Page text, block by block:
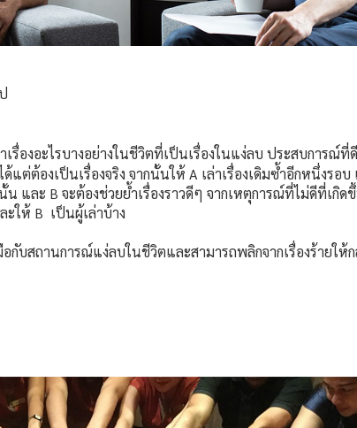
รื่องอะไรบางอย่างในชีวิตที่เป็นเรื่องในแง่ลบ ประสบการณ์ที่
แต่ต้องเป็นเรื่องจริง จากนั้นให้ A เล่าเรื่องเดิมซ้ำอีกหนึ่งรอ
และ B จะต้องช่วยย้ำเรื่องราวดีๆ จากเหตุการณ์ที่ไม่ดีที่เกิด
ให้ B เป็นผู้เล่าบ้าง
กับสถานการณ์แง่ลบในชีวิตและสามารถพลิกจากเรื่องร้ายให้